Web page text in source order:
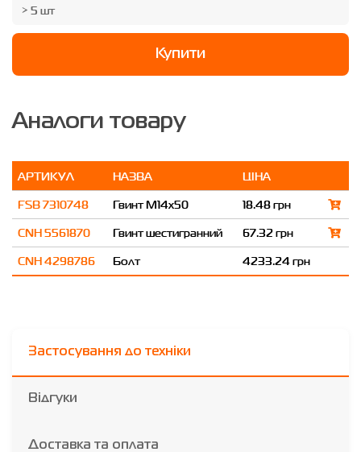
> 5 шт
Купити
Аналоги товару
АРТИКУЛ НАЗВА
ЦІНА
FSB 7310748
Гвинт M14x50
18.48 грн
CNH 5561870
Гвинт шестигранний
67.32 грн
CNH 4298786
Болт 4233.24 грн
Застосування до техніки
Відгуки
Доставка та оплата